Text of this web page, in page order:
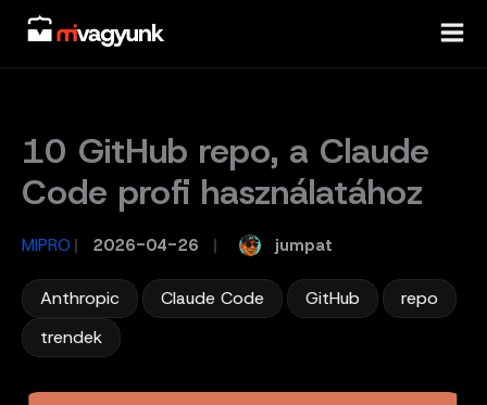
Skip
content
10 GitHub repo, a Claude
Code profi használatához
MIPRO / 2026-04-26 jumpat
Anthropic Claude Code GitHub repo
trendek